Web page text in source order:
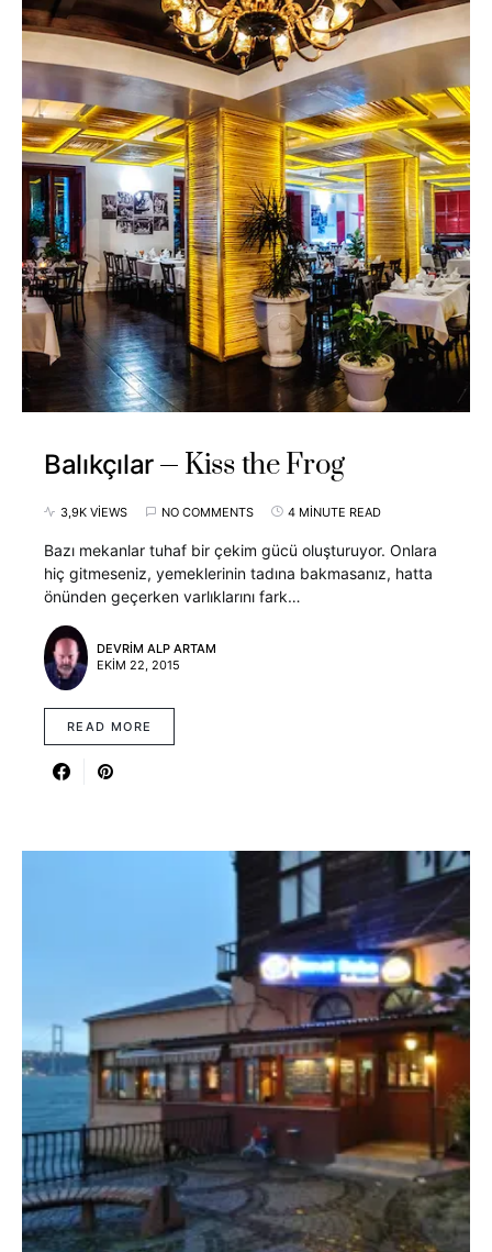
Balıkçılar Kiss the Frog
3,9K VIEWS NO COMMENTS 4 MINUTE READ
Bazı mekanlar tuhaf bir çekim gücü oluşturuyor. Onlara
hiç gitmeseniz, yemeklerinin tadına bakmasanız, hatta
önünden geçerken varlıklarını fark…
DEVRIM ALP ARTAM
EKIM 22, 2015
READ MORE